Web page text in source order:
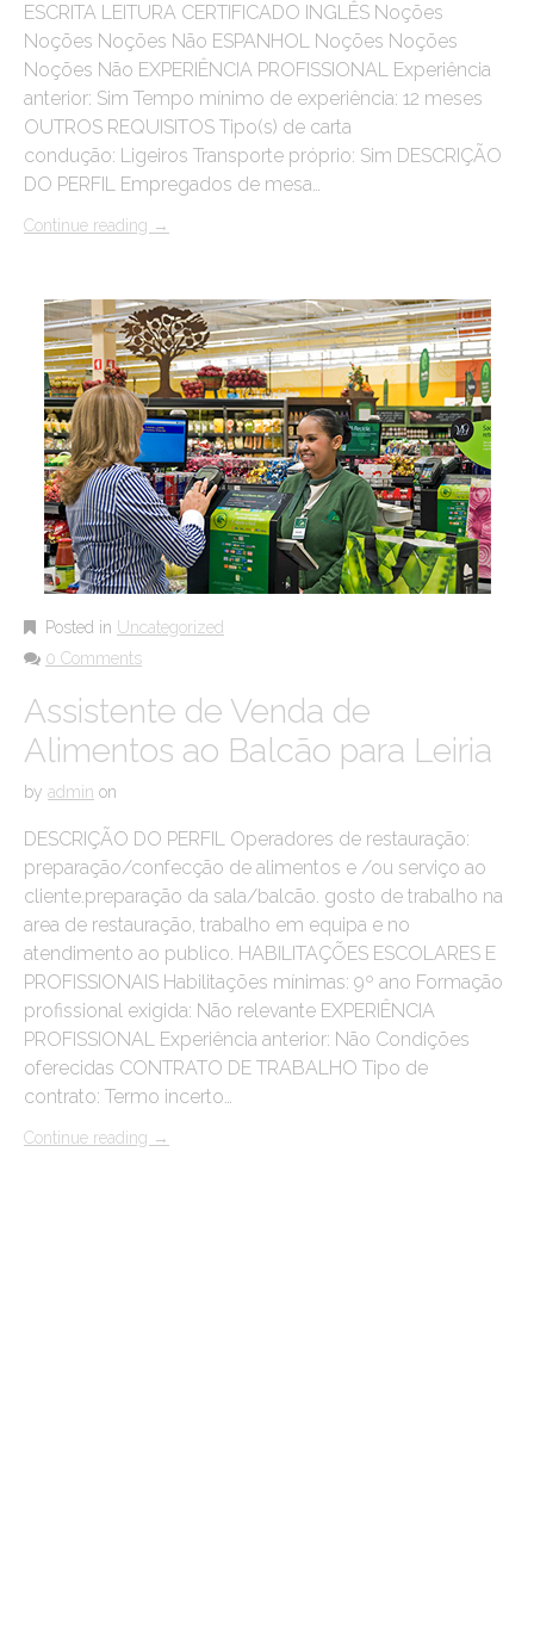
ESCRITA LEITURA CERTIFICADO INGLÊS Noções
Noções Noções Não ESPANHOL Noções Noções
Noções Não EXPERIÊNCIA PROFISSIONAL Experiência
anterior: Sim Tempo mínimo de experiência: 12 meses
OUTROS REQUISITOS Tipo(s) de carta
condução: Ligeiros Transporte próprio: Sim DESCRIÇÃO
DO PERFIL Empregados de mesa…
Continue reading →
Posted in Uncategorized
0 Comments
Assistente de Venda de
Alimentos ao Balcão para Leiria
by admin on
DESCRIÇÃO DO PERFIL Operadores de restauração:
preparação/confecção de alimentos e /ou serviço ao
cliente.preparação da sala/balcão. gosto de trabalho na
area de restauração, trabalho em equipa e no
atendimento ao publico. HABILITAÇÕES ESCOLARES E
PROFISSIONAIS Habilitações mínimas: 9º ano Formação
profissional exigida: Não relevante EXPERIÊNCIA
PROFISSIONAL Experiência anterior: Não Condições
oferecidas CONTRATO DE TRABALHO Tipo de
contrato: Termo incerto…
Continue reading →